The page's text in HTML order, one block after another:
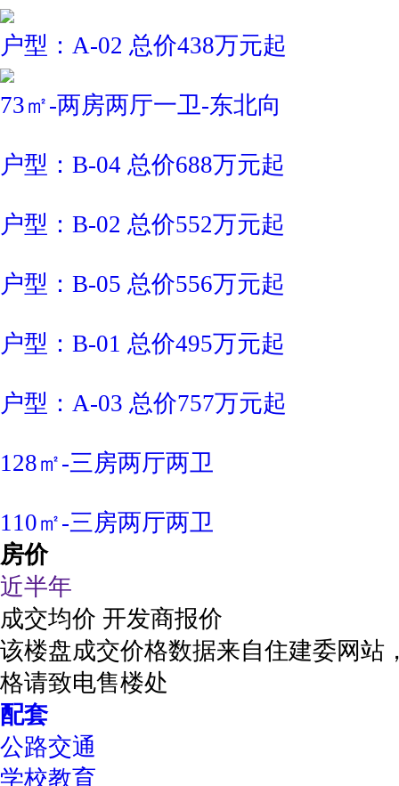
户型：A-02 总价438万元起
73㎡-两房两厅一卫-东北向
户型：B-04 总价688万元起
户型：B-02 总价552万元起
户型：B-05 总价556万元起
户型：B-01 总价495万元起
户型：A-03 总价757万元起
128㎡-三房两厅两卫
110㎡-三房两厅两卫
房价
近半年
成交均价 开发商报价
该楼盘成交价格数据来自住建委网站
格请致电售楼处
配套
公路交通
学校教育